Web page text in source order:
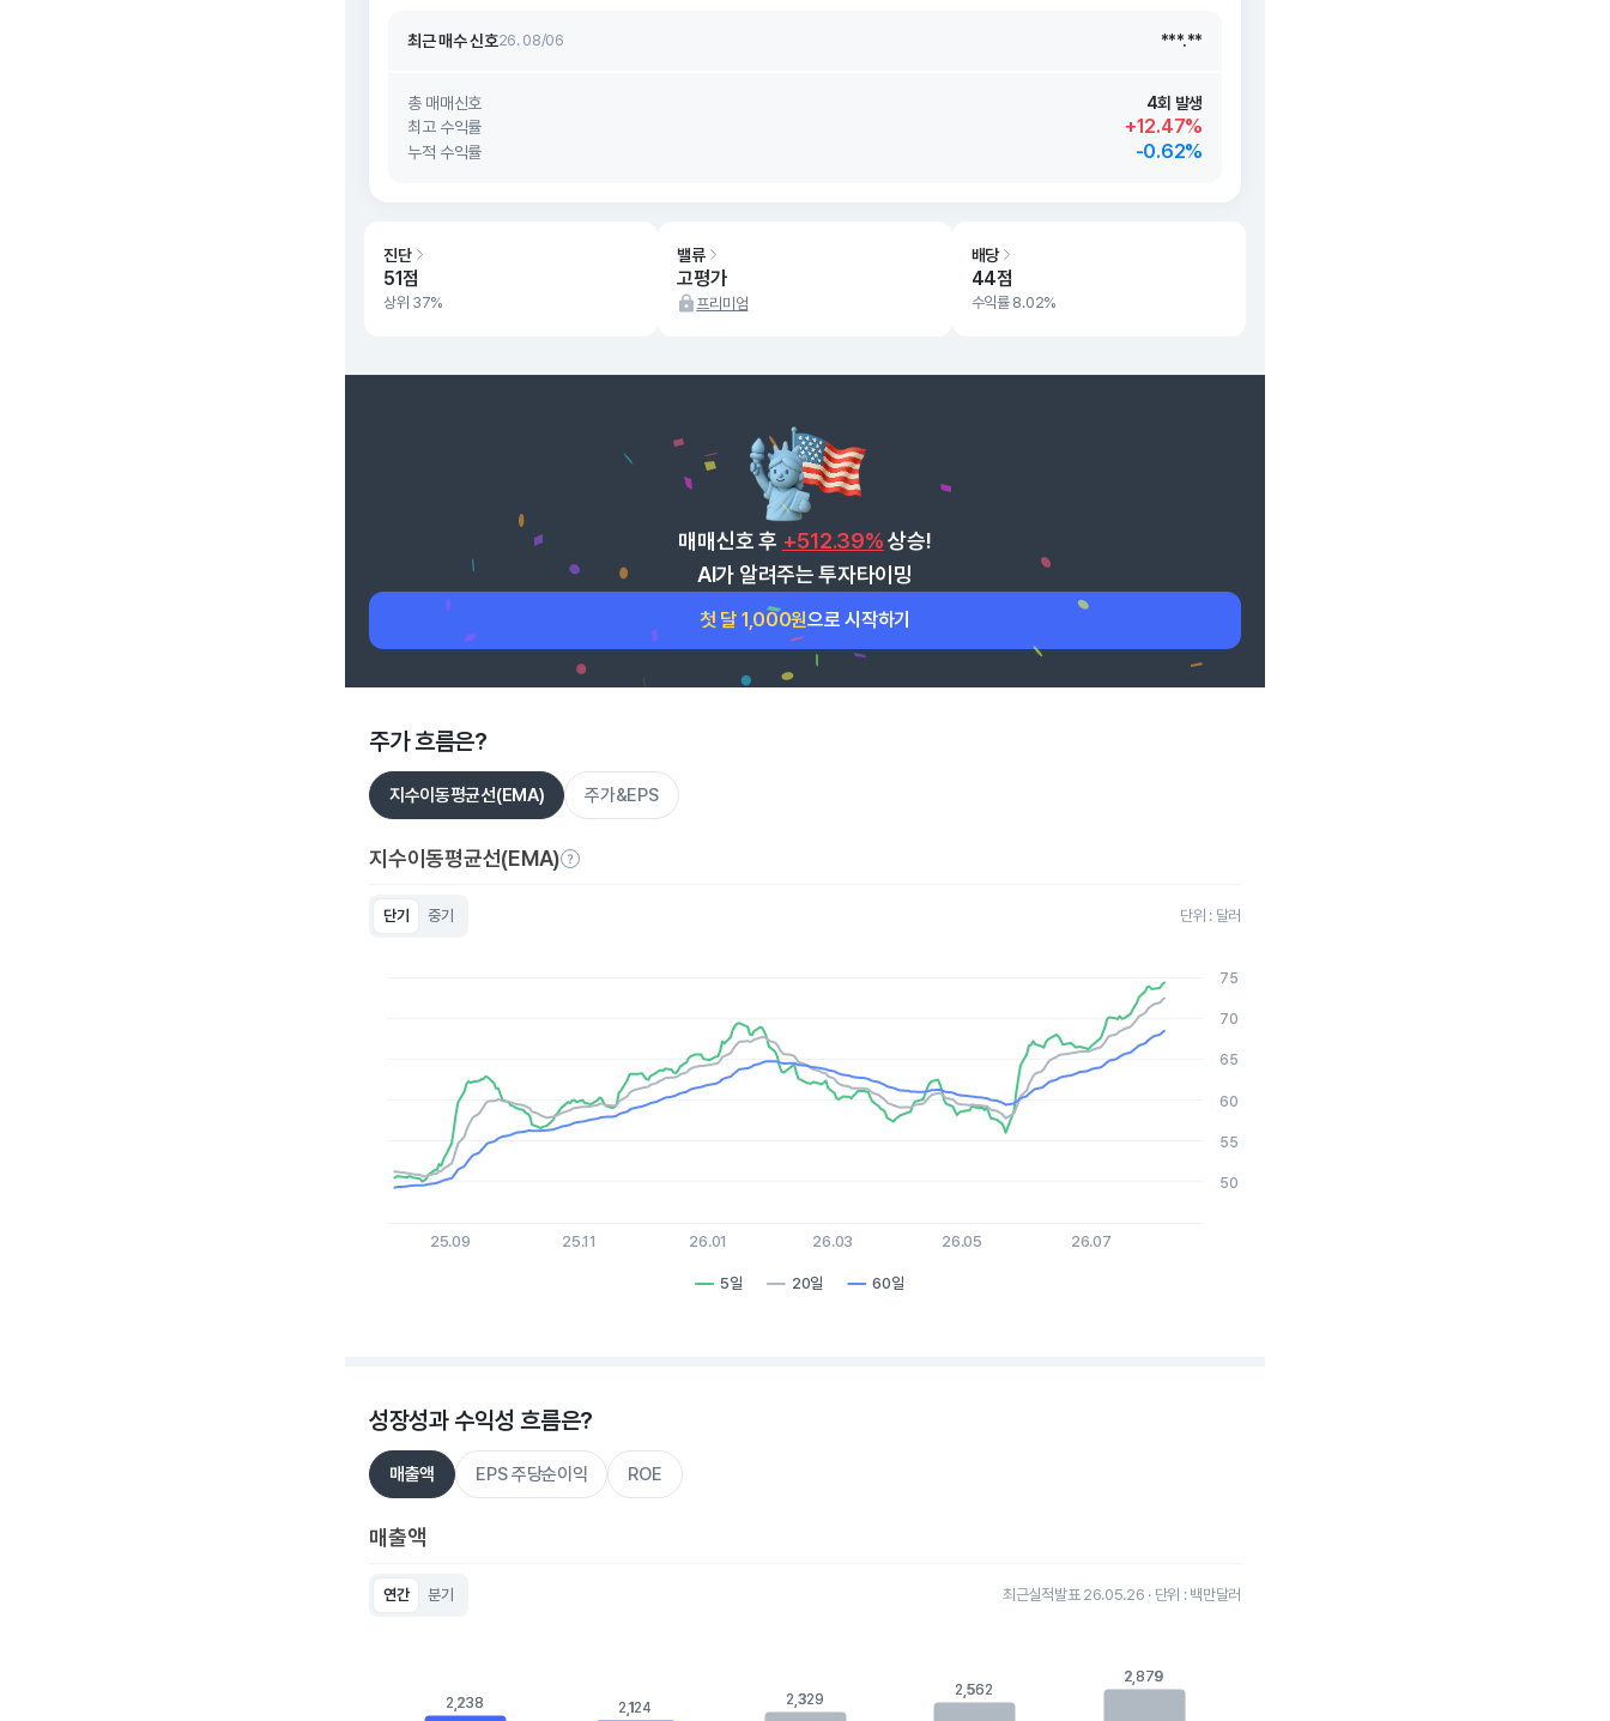
최근 매수 신호26. 08/06 ***.**
총 매매신호
4회 발생
최고 수익률
+12.47%
누적 수익률 -0.62%
진단
51점
상위 37%
밸류
고평가
프리미엄
배당
44점
수익률 8.02%
매매신호 후 +512.39% 상승!
AI가 알려주는 투자타이밍
첫 달 1,000원으로 시작하기
주가 흐름은?
지수이동평균선(EMA) 주가&EPS
지수이동평균선(EMA)
단기 중기 단위 : 달러
The chart has 1 X axis displaying Time. Data ranges from 2025-08-05 15:00:00 to 2026-08-04 15:00:00.
The chart has 1 Y axis displaying values. Data ranges from 49.29 to 74.33.
5일 20일 60일
25.09 25.11 26.01 26.03 26.05 26.07
50
55
60
65
70
75
성장성과 수익성 흐름은?
매출액 EPS 주당순이익 ROE
매출액
연간 분기 최근실적발표 26.05.26 · 단위 : 백만달러
The chart has 1 Y axis displaying values. Data ranges from 2124.248 to 2878.70945.
2,238
2,238 2,124
2,124 2,329
2,329
2,562
2,562
2,879
2,879